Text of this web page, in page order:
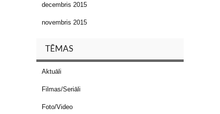
decembris 2015
novembris 2015
TĒMAS
Aktuāli
Filmas/Seriāli
Foto/Video